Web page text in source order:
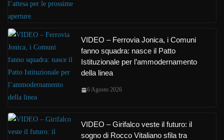
VIDEO – Ferrovia Jonica, i Comuni
fanno squadra: nasce il Patto
Istituzionale per l’ammodernamento
della linea
6 Agosto 2026
VIDEO – Girifalco veste il futuro: il
sogno di Rocco Vitaliano sfila tra